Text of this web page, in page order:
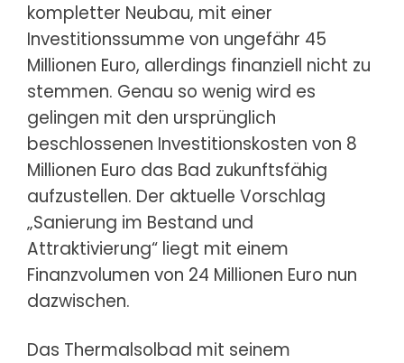
kompletter Neubau, mit einer
Investitionssumme von ungefähr 45
Millionen Euro, allerdings finanziell nicht zu
stemmen. Genau so wenig wird es
gelingen mit den ursprünglich
beschlossenen Investitionskosten von 8
Millionen Euro das Bad zukunftsfähig
aufzustellen. Der aktuelle Vorschlag
„Sanierung im Bestand und
Attraktivierung“ liegt mit einem
Finanzvolumen von 24 Millionen Euro nun
dazwischen.
Das Thermalsolbad mit seinem